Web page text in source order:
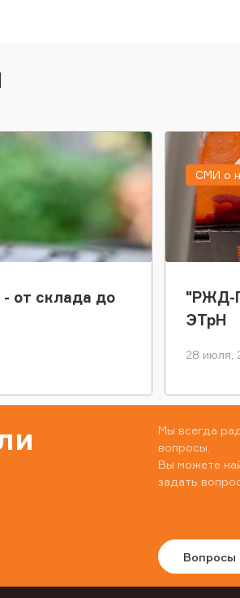
от склада до
"РЖД-
ЭТрН
28 июля,
СМИ о
Мы всегда
вопросы.
Вы можете
задать
Вопросы